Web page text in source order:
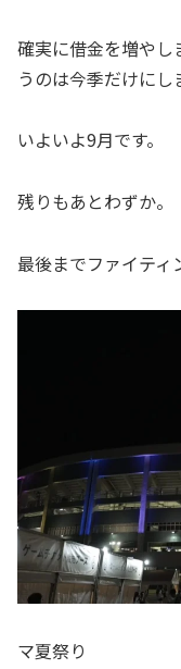
確実に借金を増や
うのは今季だけにし
いよいよ9月です。
残りもあとわずか。
最後までファイティ
マ夏祭り